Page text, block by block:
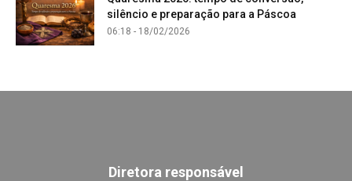
silêncio e preparação para a Páscoa
06:18 - 18/02/2026
Diretora responsável